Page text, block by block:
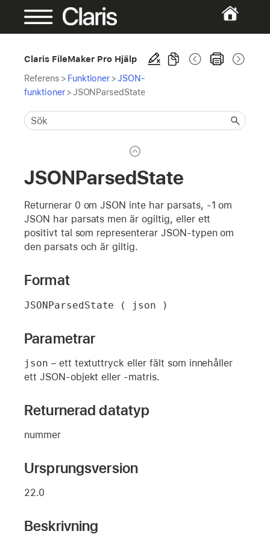
Claris FileMaker Pro Hjälp
Referens > Funktioner>JSON-
funktioner>JSONParsedState
JSONParsedState
Returnerar 0 om JSON inte har parsats, -1 om
JSON har parsats men är ogiltig, eller ett
positivt tal som representerar JSON-typen om
den parsats och är giltig.
Format
JSONParsedState ( json )
Parametrar
json – ett textuttryck eller fält som innehåller
ett JSON-objekt eller -matris.
Returnerad datatyp
nummer
Ursprungsversion
22.0
Beskrivning